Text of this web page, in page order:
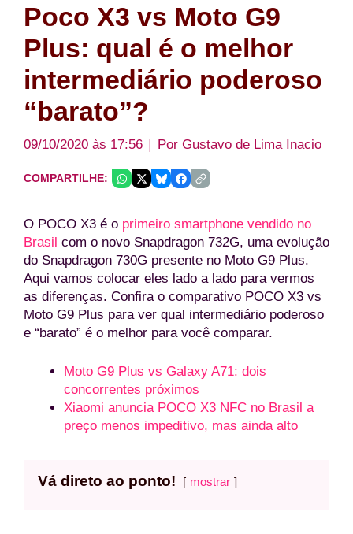
Poco X3 vs Moto G9
Plus: qual é o melhor
intermediário poderoso
“barato”?
09/10/2020 às 17:56 Por Gustavo de Lima Inacio
COMPARTILHE:
O POCO X3 é o primeiro smartphone vendido no
Brasil com o novo Snapdragon 732G, uma evolução
do Snapdragon 730G presente no Moto G9 Plus.
Aqui vamos colocar eles lado a lado para vermos
as diferenças. Confira o comparativo POCO X3 vs
Moto G9 Plus para ver qual intermediário poderoso
e “barato” é o melhor para você comparar.
Moto G9 Plus vs Galaxy A71: dois
concorrentes próximos
Xiaomi anuncia POCO X3 NFC no Brasil a
preço menos impeditivo, mas ainda alto
Vá direto ao ponto! mostrar